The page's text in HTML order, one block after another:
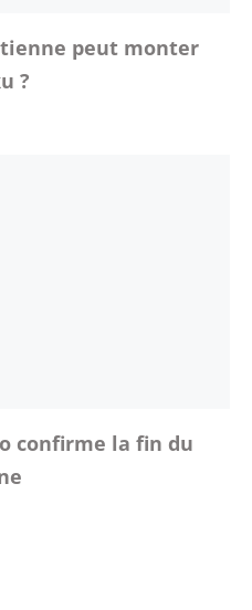
peut monter
?
confirme la fin du